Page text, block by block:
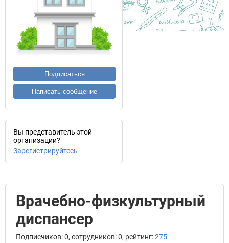
Подписаться
Написать сообщение
Вы представитель этой
организации?
Зарегистрируйтесь
Врачебно-физкультурный
диспансер
Подписчиков: 0, сотрудников: 0, рейтинг:275